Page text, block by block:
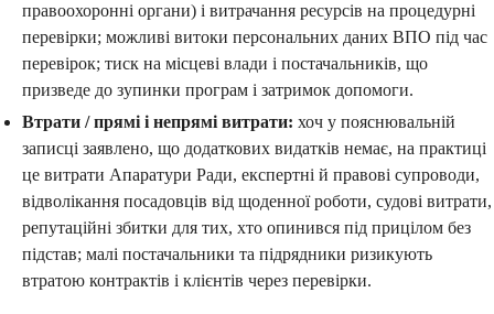
правоохоронні органи) і витрачання ресурсів на процедурні
перевірки; можливі витоки персональних даних ВПО під час
перевірок; тиск на місцеві влади і постачальників, що
призведе до зупинки програм і затримок допомоги.
Втрати / прямі і непрямі витрати: хоч у пояснювальній
записці заявлено, що додаткових видатків немає, на практиці
це витрати Апаратури Ради, експертні й правові супроводи,
відволікання посадовців від щоденної роботи, судові витрати,
репутаційні збитки для тих, хто опинився під прицілом без
підстав; малі постачальники та підрядники ризикують
втратою контрактів і клієнтів через перевірки.